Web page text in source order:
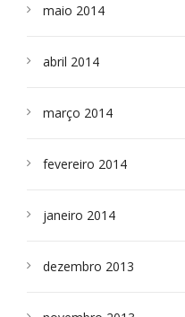
maio 2014
abril 2014
março 2014
fevereiro 2014
janeiro 2014
dezembro 2013